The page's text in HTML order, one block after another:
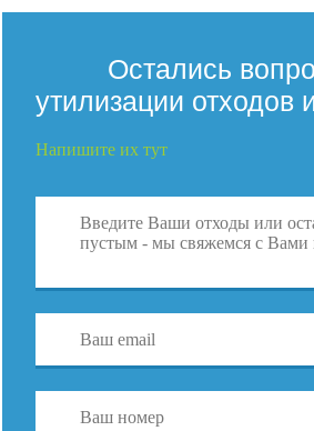
Остались
утилизации отходов
Напишите их тут